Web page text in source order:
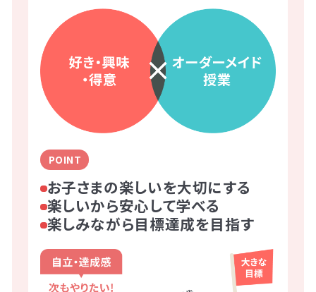
POINT
お子さまの楽しいを大切にする
楽しいから安心して学べる
楽しみながら目標達成を目指す